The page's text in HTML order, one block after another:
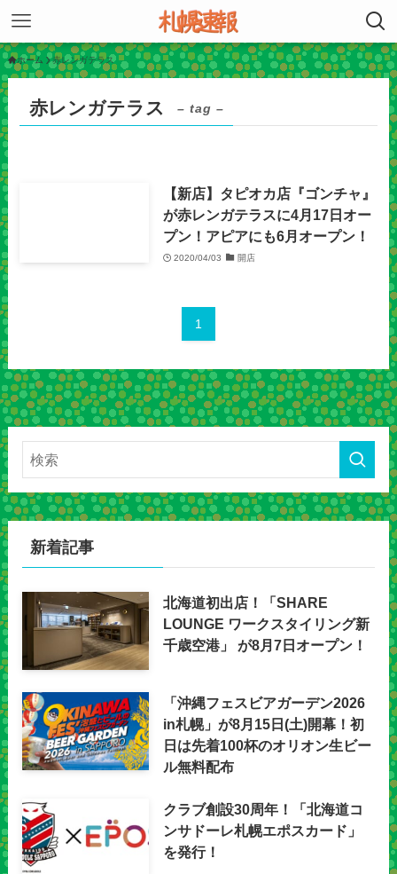
ホーム 赤レンガテラス
赤レンガテラス – tag –
【新店】タピオカ店『ゴンチャ』
が赤レンガテラスに4月17日オー
プン！アピアにも6月オープン！
2020/04/03 開店
1
新着記事
北海道初出店！「SHARE
LOUNGE ワークスタイリング新
千歳空港」 が8月7日オープン！
「沖縄フェスビアガーデン2026
in札幌」が8月15日(土)開幕！初
日は先着100杯のオリオン生ビー
ル無料配布
クラブ創設30周年！「北海道コ
ンサドーレ札幌エポスカード」
を発行！